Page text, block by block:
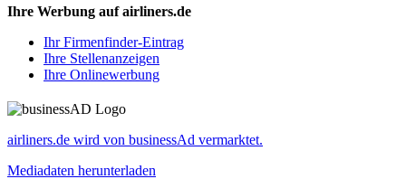
Ihre Werbung auf airliners.de
Ihr Firmenfinder-Eintrag
Ihre Stellenanzeigen
Ihre Onlinewerbung
airliners.de wird von businessAd vermarktet.
Mediadaten herunterladen